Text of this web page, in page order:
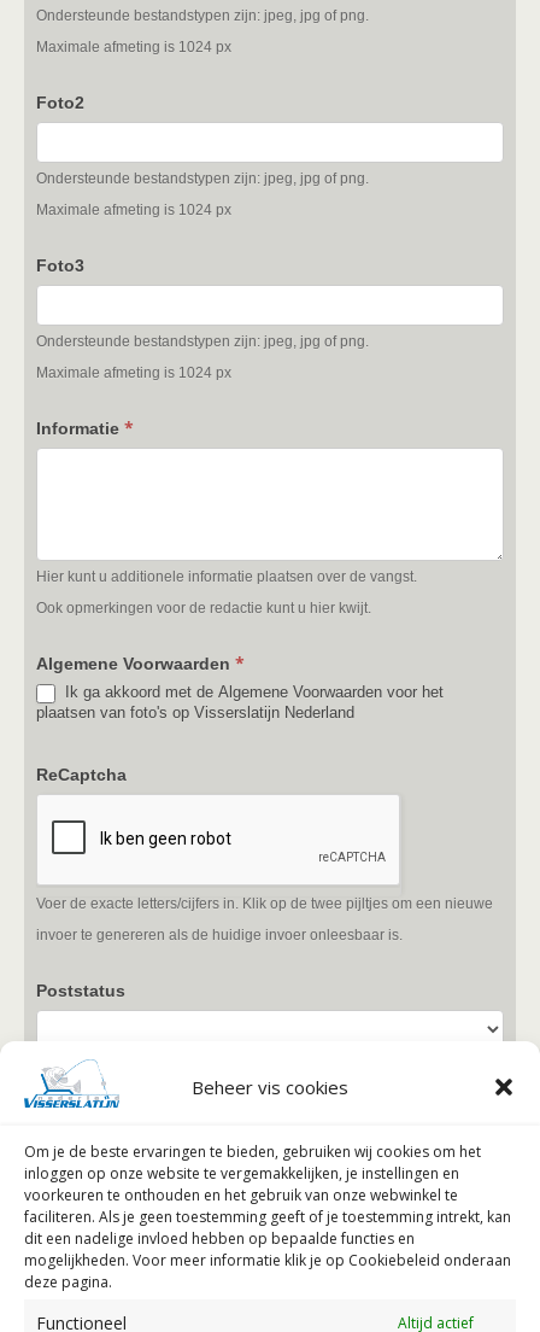
Beheer vis cookies
Om je de beste ervaringen te bieden, gebruiken wij cookies om het
inloggen op onze website te vergemakkelijken, je instellingen en
voorkeuren te onthouden en het gebruik van onze webwinkel te
faciliteren. Als je geen toestemming geeft of je toestemming intrekt, kan
dit een nadelige invloed hebben op bepaalde functies en
mogelijkheden. Voor meer informatie klik je op Cookiebeleid onderaan
deze pagina.
Functioneel Altijd actief
Ondersteunde bestandstypen zijn: jpeg, jpg of png.
Maximale afmeting is 1024 px
Foto2
Ondersteunde bestandstypen zijn: jpeg, jpg of png.
Maximale afmeting is 1024 px
Foto3
Ondersteunde bestandstypen zijn: jpeg, jpg of png.
Maximale afmeting is 1024 px
Informatie *
Hier kunt u additionele informatie plaatsen over de vangst.
Ook opmerkingen voor de redactie kunt u hier kwijt.
Algemene Voorwaarden *
Ik ga akkoord met de Algemene Voorwaarden voor het
plaatsen van foto's op Visserslatijn Nederland
ReCaptcha
Voer de exacte letters/cijfers in. Klik op de twee pijltjes om een nieuwe
invoer te genereren als de huidige invoer onleesbaar is.
Poststatus
Verzenden